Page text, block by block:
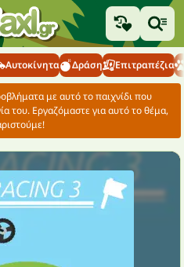
Αυτοκίνητα Δράση Επιτραπέζια
με αυτό το παιχνίδι που
του. Εργαζόμαστε για αυτό το θέμα,